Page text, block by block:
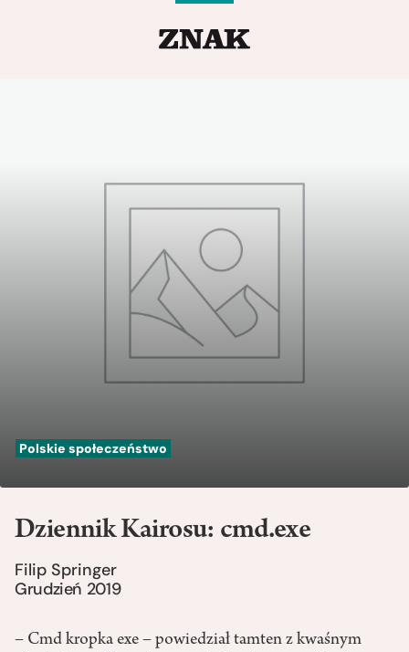
Polskie społeczeństwo
Dziennik Kairosu: cmd.exe
Filip Springer
Grudzień 2019
– Cmd kropka exe – powiedział tamten z kwaśnym